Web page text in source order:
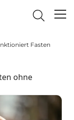
Fasten
ohne